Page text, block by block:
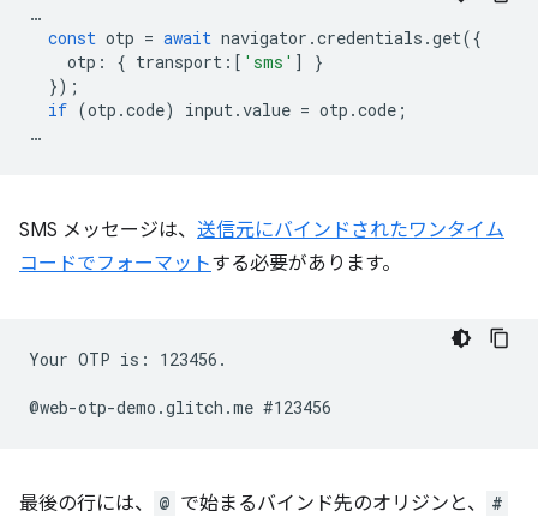
…
const otp = await navigator .credentials .get({
otp : { transport : [ 'sms' ]
}
});
if (otp .code) input .value = otp .code ;
…
SMS メッセージは、 送信元にバインドされたワンタイム
コードでフォーマットする必要があります。
Your OTP is: 123456.
最後の行には、 @ で始まるバインド先のオリジンと、 #